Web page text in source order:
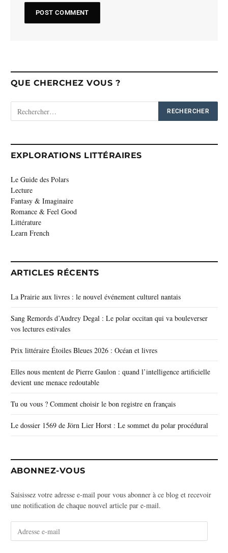
QUE CHERCHEZ VOUS ?
EXPLORATIONS LITTÉRAIRES
Le Guide des Polars
Lecture
Fantasy & Imaginaire
Romance & Feel Good
Littérature
Learn French
ARTICLES RÉCENTS
La Prairie aux livres : le nouvel événement culturel nantais
Sang Remords d’Audrey Degal : Le polar occitan qui va bouleverser
vos lectures estivales
Prix littéraire Étoiles Bleues 2026 : Océan et livres
Elles nous mentent de Pierre Gaulon : quand l’intelligence artificielle
devient une menace redoutable
Tu ou vous ? Comment choisir le bon registre en français
Le dossier 1569 de Jörn Lier Horst : Le sommet du polar procédural
ABONNEZ-VOUS
Saisissez votre adresse e-mail pour vous abonner à ce blog et recevoir
une notification de chaque nouvel article par e-mail.